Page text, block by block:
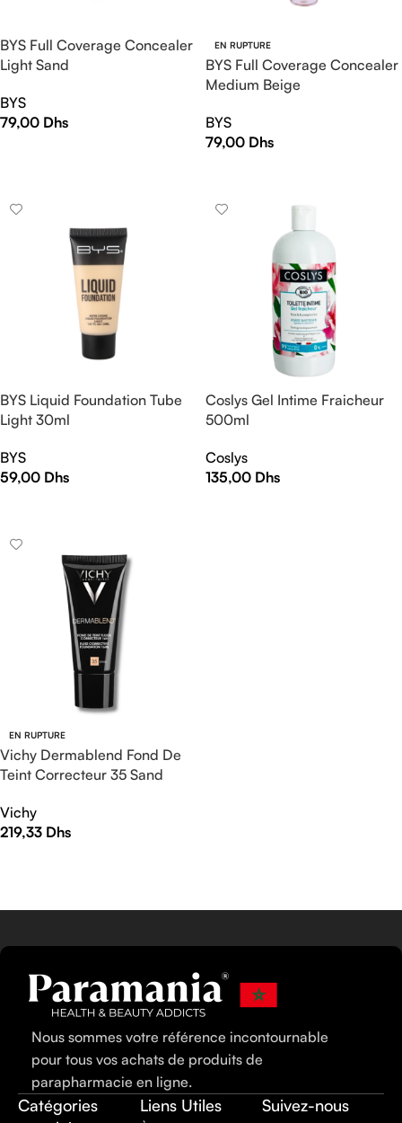
BYS Full Coverage Concealer
Light Sand
BYS
79,00 Dhs
EN RUPTURE
BYS Full Coverage Concealer
Medium Beige
BYS
79,00 Dhs
BYS Liquid Foundation Tube
Light 30ml
BYS
59,00 Dhs
Coslys Gel Intime Fraicheur
500ml
Coslys
135,00 Dhs
EN RUPTURE
Vichy Dermablend Fond De
Teint Correcteur 35 Sand
Vichy
219,33 Dhs
Nous sommes votre référence incontournable
pour tous vos achats de produits de
parapharmacie en ligne.
Catégories
Liens Utiles Suivez-nous